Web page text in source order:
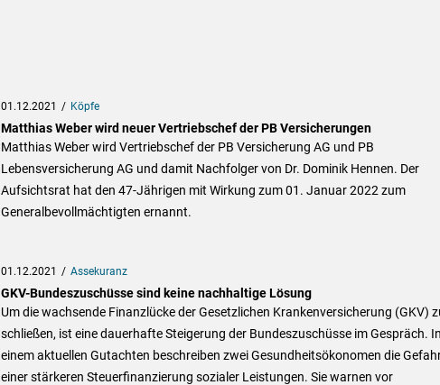
01.12.2021 Köpfe
Matthias Weber wird neuer Vertriebschef der PB Versicherungen
Matthias Weber wird Vertriebschef der PB Versicherung AG und PB
Lebensversicherung AG und damit Nachfolger von Dr. Dominik Hennen. Der
Aufsichtsrat hat den 47-Jährigen mit Wirkung zum 01. Januar 2022 zum
Generalbevollmächtigten ernannt.
01.12.2021 Assekuranz
GKV-Bundeszuschüsse sind keine nachhaltige Lösung
Um die wachsende Finanzlücke der Gesetzlichen Krankenversicherung (GKV)
schließen, ist eine dauerhafte Steigerung der Bundeszuschüsse im Gespräch.
einem aktuellen Gutachten beschreiben zwei Gesundheitsökonomen die
einer stärkeren Steuerfinanzierung sozialer Leistungen. Sie warnen vor